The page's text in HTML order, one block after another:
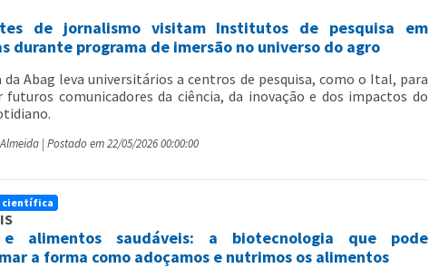
de jornalismo visitam Institutos de pesquisa em
durante programa de imersão no universo do agro
da Abag leva universitários a centros de pesquisa, como o Ital, para
futuros comunicadores da ciência, da inovação e dos impactos do
| Postado em 22/05/2026 00:00:00
científica
e alimentos saudáveis: a biotecnologia que pode
a forma como adoçamos e nutrimos os alimentos